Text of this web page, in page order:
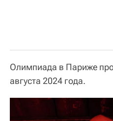
Олимпиада в Париже
августа 2024 года.